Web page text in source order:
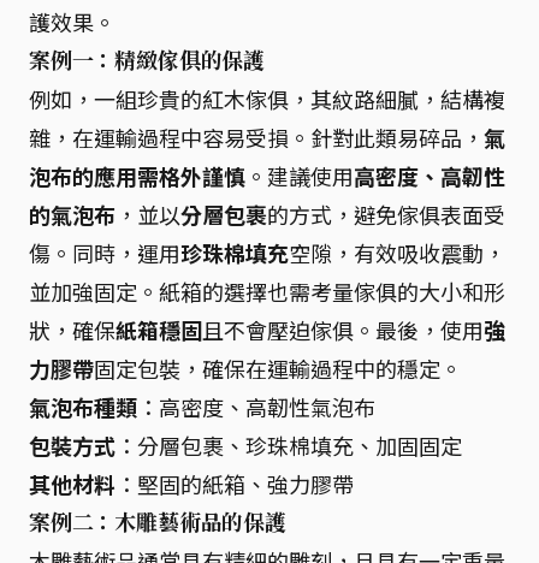
護效果。
案例一：精緻傢俱的保護
例如，一組珍貴的紅木傢俱，其紋路細膩，結構複
雜，在運輸過程中容易受損。針對此類易碎品， 氣
泡布的應用需格外謹慎 。建議使用高密度、高韌性
的氣泡布 ，並以分層包裹的方式，避免傢俱表面受
傷。同時，運用珍珠棉填充空隙，有效吸收震動，
並加強固定。紙箱的選擇也需考量傢俱的大小和形
狀，確保紙箱穩固且不會壓迫傢俱。最後，使用強
力膠帶固定包裝，確保在運輸過程中的穩定。
氣泡布種類 ：高密度、高韌性氣泡布
包裝方式 ：分層包裹、珍珠棉填充、加固固定
其他材料 ：堅固的紙箱、強力膠帶
案例二：木雕藝術品的保護